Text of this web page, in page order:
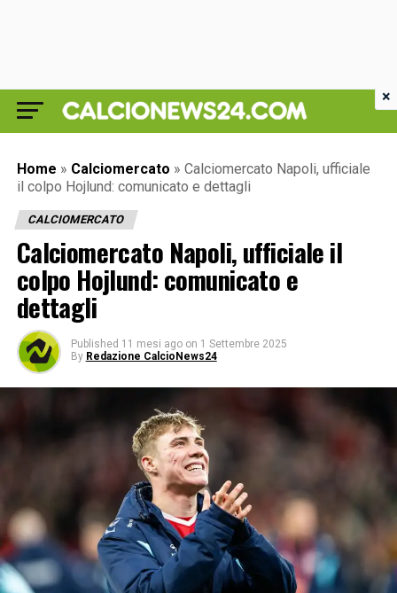
Home » Calciomercato » Calciomercato Napoli, ufficiale
il colpo Hojlund: comunicato e dettagli
CALCIOMERCATO
Calciomercato Napoli, ufficiale il
colpo Hojlund: comunicato e
dettagli
Published 11 mesi ago on 1 Settembre 2025
By Redazione CalcioNews24
×